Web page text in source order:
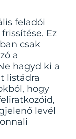
feladói
Ez
csak
a
hagyd ki a
listádra
hogy
levél